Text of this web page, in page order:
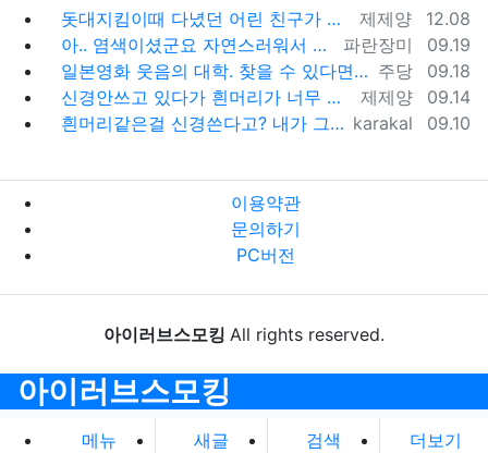
등록자
제제양 등록일
12.08
돗대지킴이때 다녔던 어린 친구가 갑자기 생각나네요. 예전에 카톡 프사에서 한번 봤었는데 똑닮은 딸은 키우던데 시간이 참 빨리 자나갔어요.
등록자
파란장미 등록일
09.19
아.. 염색이셨군요 자연스러워서 몰랐어요 ^_^;
등록자
주당 등록일
09.18
일본영화 웃음의 대학. 찾을 수 있다면 추천. 창문너머 100세 노인이던가 그 것도 재미있고 라스트 세듀스 라는 영화도 명품입니다. 좋은 영화 …
등록자
제제양 등록일
09.14
신경안쓰고 있다가 흰머리가 너무 많은 상태에서 갑자기 염색을 하고 나니...그 순간 전과 후과 달라진 느낌이 확~. 그 자각이 이제 염색 안하고…
등록자
karakal 등록일
09.10
흰머리같은걸 신경쓴다고? 내가 그딴걸 신경쓰지 않는다는건 오프모임 나온 사람들은 다 알겠지..ㅋㅋㅋ
이용약관
문의하기
PC버전
아이러브스모킹 All rights reserved.
아이러브스모킹
메뉴 새글 검색 더보기